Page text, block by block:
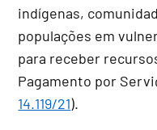
indígenas,
populações em
para receber
Pagamento por
14.119/21).